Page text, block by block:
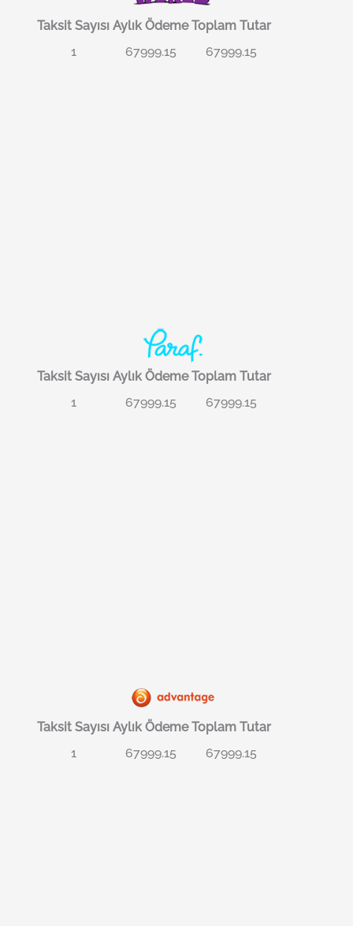
Taksit Sayısı Aylık Ödeme Toplam Tutar
1
67999.15 67999.15
Taksit Sayısı Aylık Ödeme Toplam Tutar
1
67999.15 67999.15
Taksit Sayısı Aylık Ödeme Toplam Tutar
1
67999.15 67999.15